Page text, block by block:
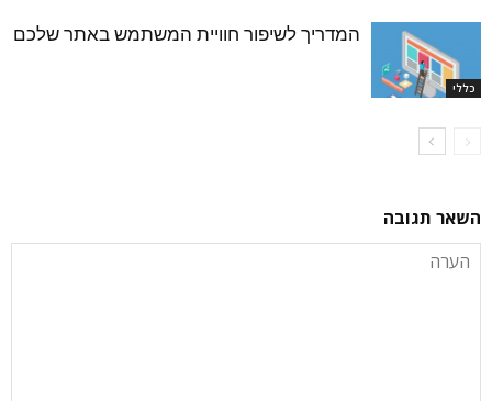
כללי
המדריך לשיפור חוויית המשתמש באתר שלכם
השאר תגובה